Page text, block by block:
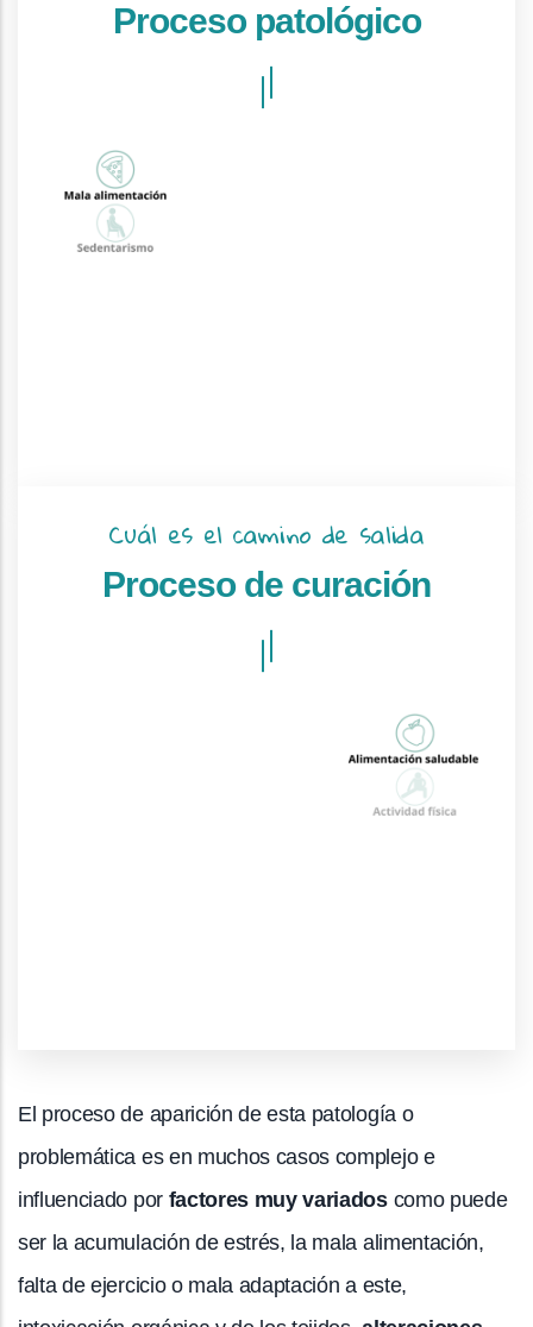
Proceso patológico
Cuál es el camino de salida
Proceso de curación
El proceso de aparición de esta patología o
problemática es en muchos casos complejo e
influenciado por factores muy variadoscomo puede
ser la acumulación de estrés, la mala alimentación,
falta de ejercicio o mala adaptación a este,